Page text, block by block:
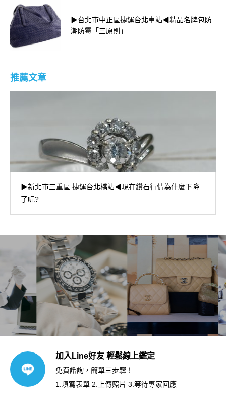
▶台北市中正區捷運台北車站◀精品名牌包防
潮防霉「三原則」
推薦文章
▶新北市三重區 捷運台北橋站◀現在鑽石行情為什麼下降
了呢?
加入Line好友 輕鬆線上鑑定
免費諮詢，簡單三步驟！
1.填寫表單 2.上傳照片 3.等待專家回應